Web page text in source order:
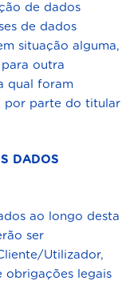
de dados
de dados
situação alguma,
outra
qual foram
por parte do titular
DADOS
ao longo desta
ser
Utilizador,
obrigações legais